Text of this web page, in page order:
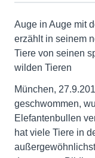
Auge in Auge mit
erzählt in seinem
Tiere von seinen
wilden Tieren
München,
geschwommen,
Elefantenbullen
hat viele Tiere in